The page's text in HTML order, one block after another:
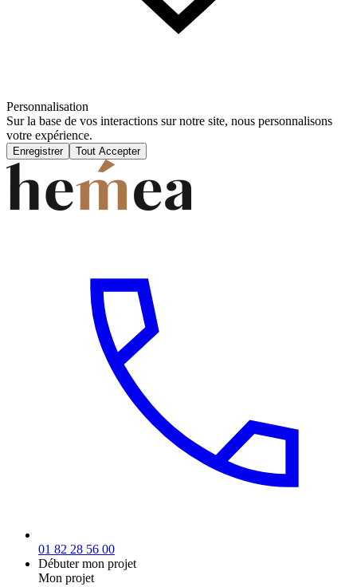
Personnalisation
Sur la base de vos interactions sur notre site, nous personnalisons
votre expérience.
Enregistrer Tout Accepter
01 82 28 56 00
Débuter mon projet
Mon projet